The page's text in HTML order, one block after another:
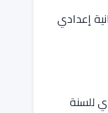
إعدادي
للسنة